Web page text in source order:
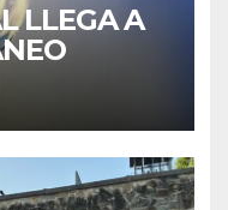
LLEGA A